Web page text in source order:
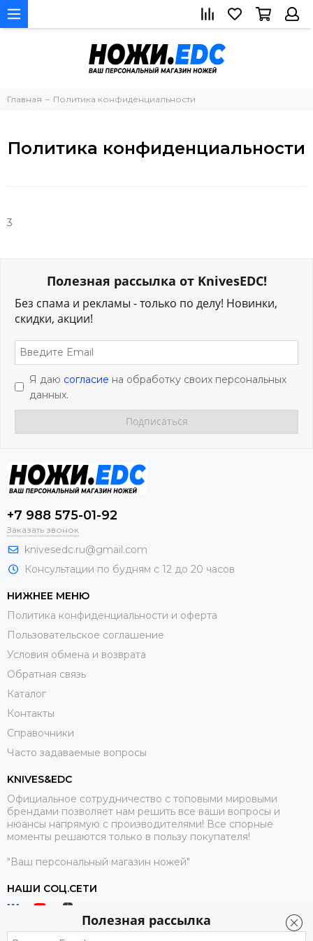
Полезная рассылка
Главная Политика конфиденциальности
Политика конфиденциальности
3
Полезная рассылка от KnivesEDC!
Без спама и рекламы - только по делу! Новинки,
скидки, акции!
Я даю согласие на обработку своих персональных
данных.
+7 988 575-01-92
Заказать звонок
knivesedc.ru@gmail.com
Консультации по будням с 12 до 20 часов
НИЖНЕЕ МЕНЮ
Политика конфиденциальности и оферта
Пользовательское соглашение
Условия обмена и возврата
Обратная связь
Каталог
Контакты
Справочники
Часто задаваемые вопросы
KNIVES&EDC
Официальное сотрудничество с топовыми мировыми
брендами позволяет нам решить все ваши вопросы и
нюансы напрямую с производителями! Все спорные
моменты решаются только в пользу покупателя!
"Ваш персональный магазин ножей"
НАШИ СОЦ.СЕТИ